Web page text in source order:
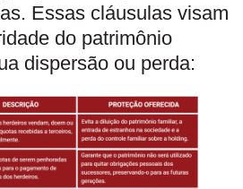
Essas cláusulas visam
do patrimônio
dispersão ou perda: